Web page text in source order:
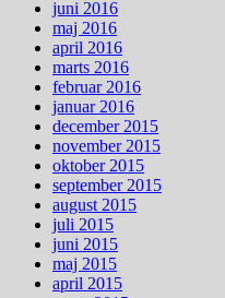
juni 2016
maj 2016
april 2016
marts 2016
februar 2016
januar 2016
december 2015
november 2015
oktober 2015
september 2015
august 2015
juli 2015
juni 2015
maj 2015
april 2015